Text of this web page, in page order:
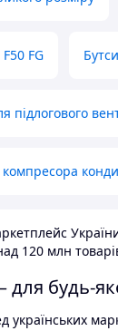
FG
підлогового
120 млн
будь-
українських